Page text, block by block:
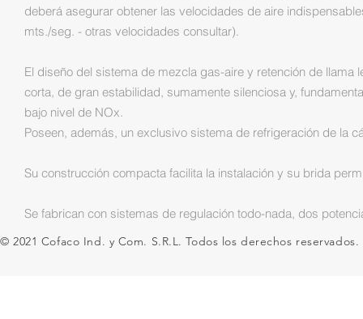
deberá asegurar obtener las velocidades de aire
mts./seg. - otras velocidades consultar).
El diseño del sistema de mezcla gas-aire y retención de
corta, de gran estabilidad, sumamente silenciosa y,
bajo nivel de NOx.
Poseen, además, un exclusivo sistema de refrigeración de la
Su construcción compacta facilita la instalación y su brida
Se fabrican con sistemas de regulación todo-nada, dos
© 2021 Cofaco Ind. y Com. S.R.L. Todos los derechos reservados.